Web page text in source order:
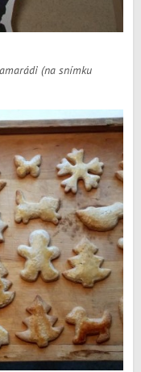
(na snímku